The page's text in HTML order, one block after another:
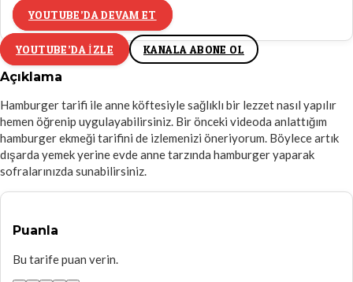
YOUTUBE’DA DEVAM ET
YOUTUBE’DA IZLE KANALA ABONE OL
Açıklama
Hamburger tarifi ile anne köftesiyle sağlıklı bir lezzet nasıl yapılır
hemen öğrenip uygulayabilirsiniz. Bir önceki videoda anlattığım
hamburger ekmeği tarifini de izlemenizi öneriyorum. Böylece artık
dışarda yemek yerine evde anne tarzında hamburger yaparak
sofralarınızda sunabilirsiniz.
Puanla
Bu tarife puan verin.